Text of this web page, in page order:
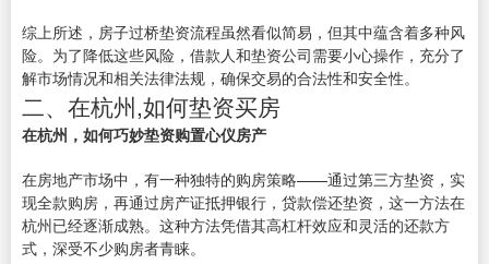
综上所述，房子过桥垫资流程虽然看似简易，但其中蕴含着多种风
险。为了降低这些风险，借款人和垫资公司需要小心操作，充分了
解市场情况和相关法律法规，确保交易的合法性和安全性。
二、在杭州,如何垫资买房
在杭州，如何巧妙垫资购置心仪房产
在房地产市场中，有一种独特的购房策略——通过第三方垫资，实
现全款购房，再通过房产证抵押银行，贷款偿还垫资，这一方法在
杭州已经逐渐成熟。这种方法凭借其高杠杆效应和灵活的还款方
式，深受不少购房者青睐。